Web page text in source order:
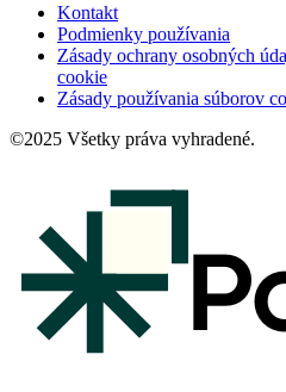
Kontakt
Podmienky používania
Zásady ochrany osobných
cookie
Zásady používania súborov
©2025 Všetky práva vyhradené.